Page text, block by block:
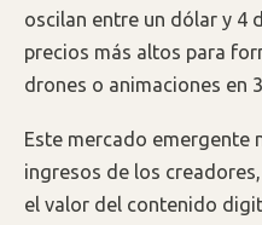
oscilan entre un dólar y 4
precios más altos para
drones o animaciones en
Este mercado emergente
ingresos de los
el valor del contenido